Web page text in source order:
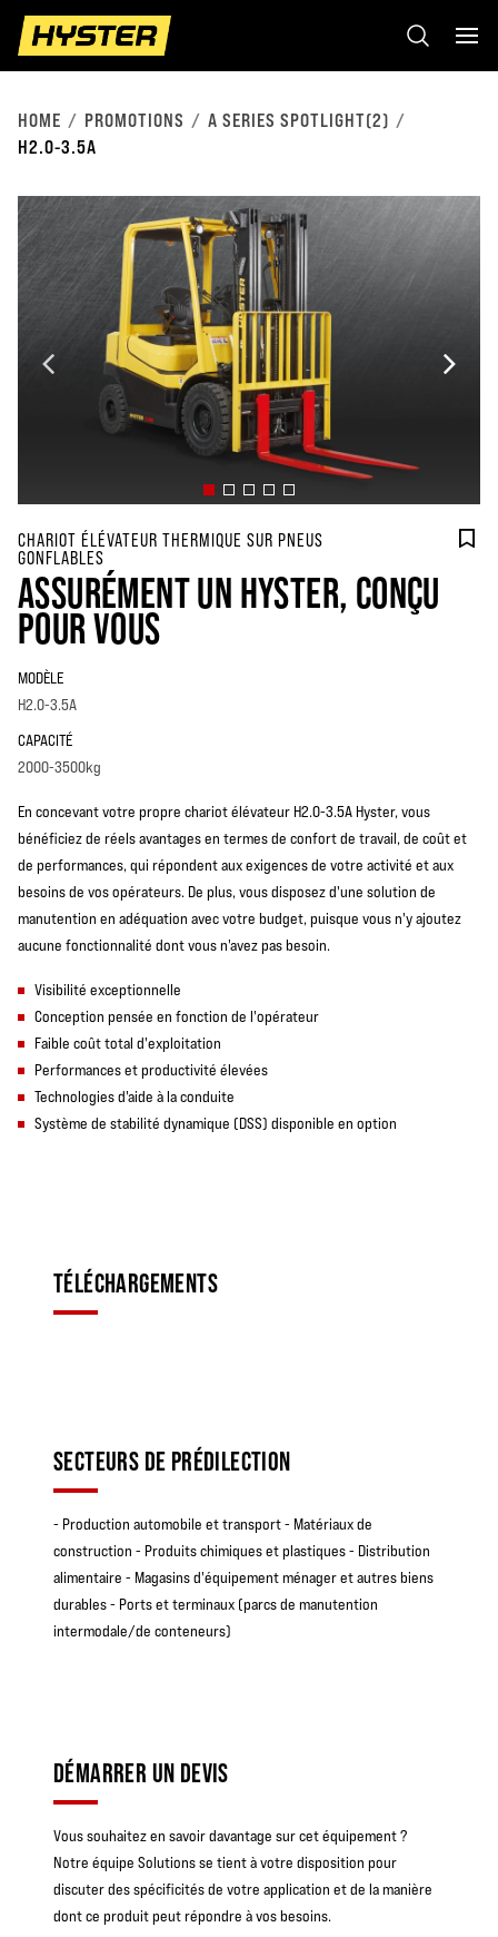
HOME PROMOTIONS
A SERIES SPOTLIGHT(2)
H2.0-3.5A
CHARIOT ÉLÉVATEUR THERMIQUE SUR PNEUS
GONFLABLES
ASSURÉMENT UN HYSTER, CONÇU
POUR VOUS
MODÈLE
H2.0-3.5A
CAPACITÉ
2000-3500kg
En concevant votre propre chariot élévateur H2.0-3.5A Hyster, vous
bénéficiez de réels avantages en termes de confort de travail, de coût et
de performances, qui répondent aux exigences de votre activité et aux
besoins de vos opérateurs. De plus, vous disposez d'une solution de
manutention en adéquation avec votre budget, puisque vous n'y ajoutez
aucune fonctionnalité dont vous n'avez pas besoin.
Visibilité exceptionnelle
Conception pensée en fonction de l'opérateur
Faible coût total d'exploitation
Performances et productivité élevées
Technologies d'aide à la conduite
Système de stabilité dynamique (DSS) disponible en option
TÉLÉCHARGEMENTS
SECTEURS DE PRÉDILECTION
- Production automobile et transport - Matériaux de
construction - Produits chimiques et plastiques - Distribution
alimentaire - Magasins d'équipement ménager et autres biens
durables - Ports et terminaux (parcs de manutention
intermodale/de conteneurs)
DÉMARRER UN DEVIS
Vous souhaitez en savoir davantage sur cet équipement ?
Notre équipe Solutions se tient à votre disposition pour
discuter des spécificités de votre application et de la manière
dont ce produit peut répondre à vos besoins.